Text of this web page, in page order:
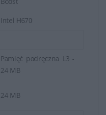
Intel H670
Pamięć podręczna L3 -
24 MB
24 MB